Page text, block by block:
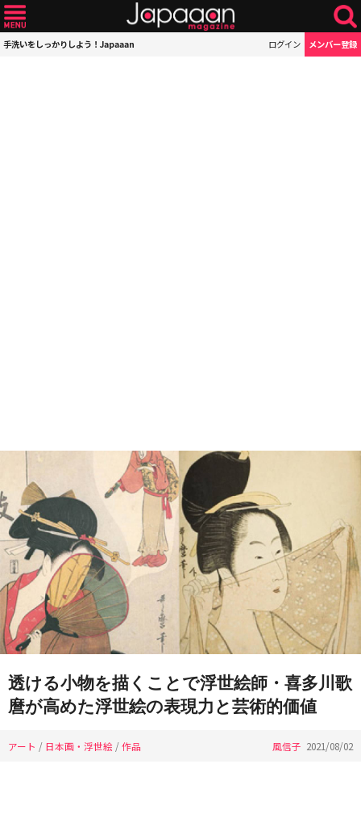
手洗いをしっかりしよう！Japaaan ログイン メンバー登録
透ける小物を描くことで浮世絵師・喜多川歌
麿が高めた浮世絵の表現力と芸術的価値
アート / 日本画・浮世絵 /作品 風信子 2021/08/02